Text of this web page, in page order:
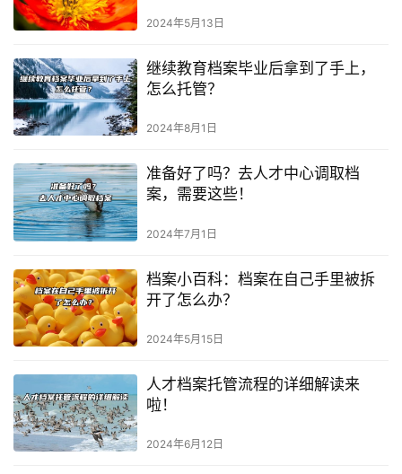
2024年5月13日
继续教育档案毕业后拿到了手上，
怎么托管？
2024年8月1日
准备好了吗？去人才中心调取档
案，需要这些！
2024年7月1日
档案小百科：档案在自己手里被拆
开了怎么办？
2024年5月15日
人才档案托管流程的详细解读来
啦！
2024年6月12日